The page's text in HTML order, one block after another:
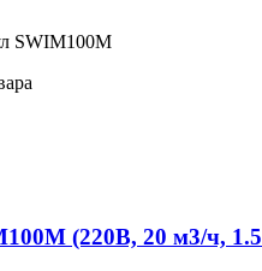
SWIM100M
(220В, 20 м3/ч,